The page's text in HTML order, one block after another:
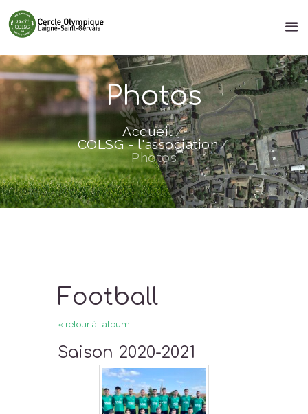
Photos
Accueil
COLSG - l'association
Photos
Football
« retour à l’album
Saison 2020-2021